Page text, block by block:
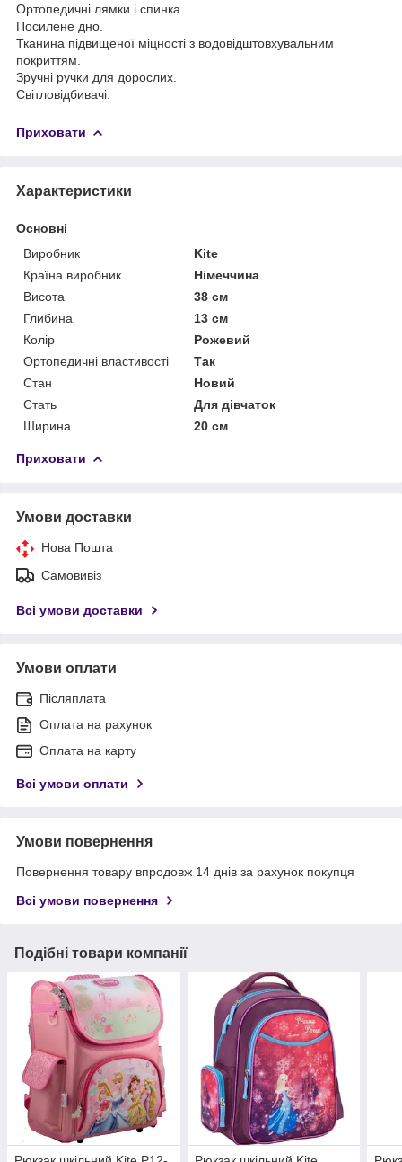
Ортопедичні лямки і спинка.
Посилене дно.
Тканина підвищеної міцності з водовідштовхувальним
покриттям.
Зручні ручки для дорослих.
Світловідбивачі.
Приховати
Характеристики
Основні
Виробник
Kite
Країна виробник
Німеччина
Висота
38 см
Глибина
13 см
Колір
Рожевий
Ортопедичні властивості
Так
Стан
Новий
Стать
Для дівчаток
Ширина
20 см
Приховати
Умови доставки
Нова Пошта
Самовивіз
Всі умови доставки
Умови оплати
Післяплата
Оплата на рахунок
Оплата на карту
Всі умови оплати
Умови повернення
Повернення товару впродовж 14 днів за рахунок покупця
Всі умови повернення
Подібні товари компанії